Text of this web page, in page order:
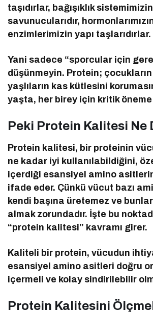
taşıdırlar, bağışıklık
savunucularıdır,
enzimlerimizin yapı taşlarıdırlar.
Yani sadece “sporcular için
düşünmeyin. Protein;
yaşlıların kas kütlesini
yaşta, her birey için kritik
Peki Protein Kalitesi Ne
Protein kalitesi, bir proteinin
ne kadar iyi kullanılabildiğini,
içerdiği esansiyel amino
ifade eder. Çünkü vücut bazı
kendi başına üretemez ve
almak zorundadır. İşte bu
“protein kalitesi” kavramı girer.
Kaliteli bir protein, vücudun
esansiyel amino asitleri doğru
içermeli ve kolay sindirilebilir
Protein Kalitesini